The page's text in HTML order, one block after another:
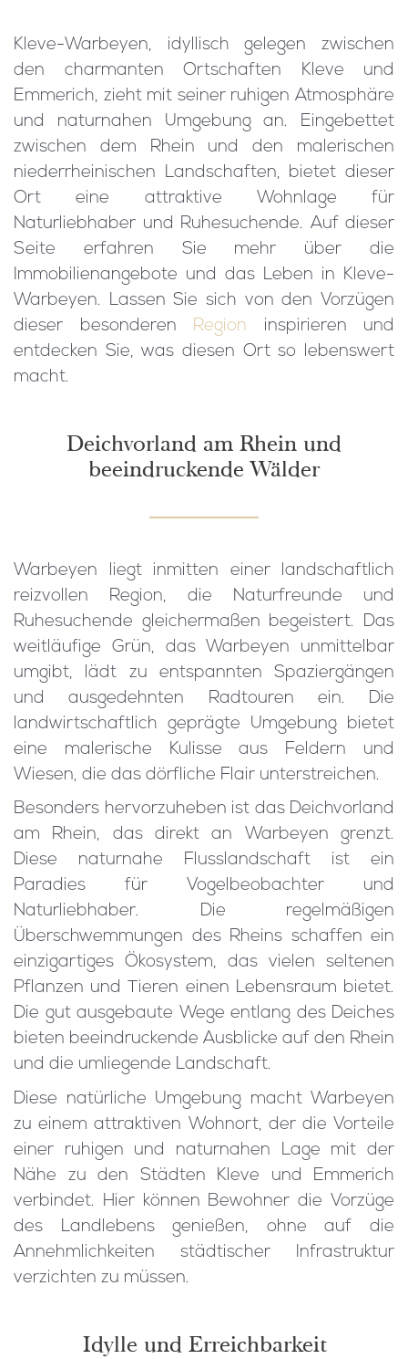
Kleve-Warbeyen, idyllisch gelegen zwischen
den charmanten Ortschaften Kleve und
Emmerich, zieht mit seiner ruhigen Atmosphäre
und naturnahen Umgebung an. Eingebettet
zwischen dem Rhein und den malerischen
niederrheinischen Landschaften, bietet dieser
Ort eine attraktive Wohnlage für
Naturliebhaber und Ruhesuchende. Auf dieser
Seite erfahren Sie mehr über die
Immobilienangebote und das Leben in Kleve-
Warbeyen. Lassen Sie sich von den Vorzügen
dieser besonderen
Region inspirieren und
entdecken Sie, was diesen Ort so lebenswert
macht.
Deichvorland am Rhein und
beeindruckende Wälder
Warbeyen liegt inmitten einer landschaftlich
reizvollen Region, die Naturfreunde und
Ruhesuchende gleichermaßen begeistert. Das
weitläufige Grün, das Warbeyen unmittelbar
umgibt, lädt zu entspannten Spaziergängen
und ausgedehnten Radtouren ein. Die
landwirtschaftlich geprägte Umgebung bietet
eine malerische Kulisse aus Feldern und
Wiesen, die das dörfliche Flair unterstreichen.
Besonders hervorzuheben ist das Deichvorland
am Rhein, das direkt an Warbeyen grenzt.
Diese naturnahe Flusslandschaft ist ein
Paradies für Vogelbeobachter und
Naturliebhaber. Die regelmäßigen
Überschwemmungen des Rheins schaffen ein
einzigartiges Ökosystem, das vielen seltenen
Pflanzen und Tieren einen Lebensraum bietet.
Die gut ausgebaute Wege entlang des Deiches
bieten beeindruckende Ausblicke auf den Rhein
und die umliegende Landschaft.
Diese natürliche Umgebung macht Warbeyen
zu einem attraktiven Wohnort, der die Vorteile
einer ruhigen und naturnahen Lage mit der
Nähe zu den Städten Kleve und Emmerich
verbindet. Hier können Bewohner die Vorzüge
des Landlebens genießen, ohne auf die
Annehmlichkeiten städtischer Infrastruktur
verzichten zu müssen.
Idylle und Erreichbarkeit